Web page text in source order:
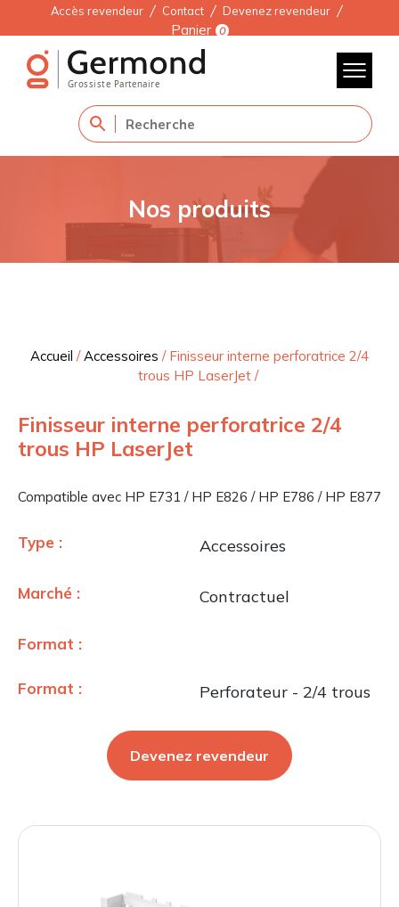
Accès revendeur Contact Devenez revendeur
Panier 0
Nos produits
Accueil /Accessoires / Finisseur interne perforatrice 2/4
trous HP LaserJet/
Finisseur interne perforatrice 2/4
trous HP LaserJet
Compatible avec HP E731 / HP E826 / HP E786 / HP E877
Type : Accessoires
Marché : Contractuel
Format :
Format : Perforateur - 2/4 trous
Devenez revendeur